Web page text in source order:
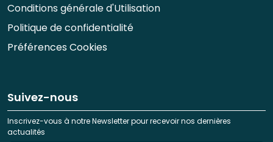
Conditions générale d'Utilisation
Politique de confidentialité
Préférences Cookies
Suivez-nous
Inscrivez-vous à notre Newsletter pour recevoir nos dernières
actualités